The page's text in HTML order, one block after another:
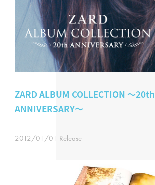
ZARD ALBUM COLLECTION ～20th
ANNIVERSARY～
2012/01/01 Release